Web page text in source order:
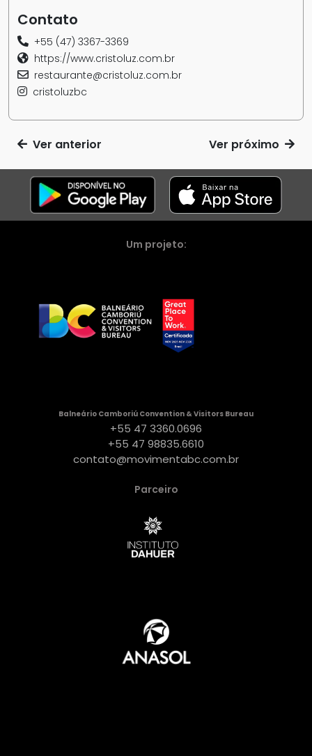
Contato
+55 (47) 3367-3369
https://www.cristoluz.com.br
restaurante@cristoluz.com.br
cristoluzbc
Ver anterior Ver próximo
Um projeto:
Balneário Camboriú Convention & Visitors Bureau
+55 47 3360.0696
+55 47 98835.6610
contato@movimentabc.com.br
Parceiro